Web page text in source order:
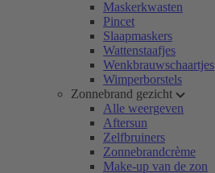
Maskerkwasten
Pincet
Slaapmaskers
Wattenstaafjes
Wenkbrauwschaartjes
Wimperborstels
Zonnebrand gezicht
Alle weergeven
Aftersun
Zelfbruiners
Zonnebrandcrème
Make-up van de zon